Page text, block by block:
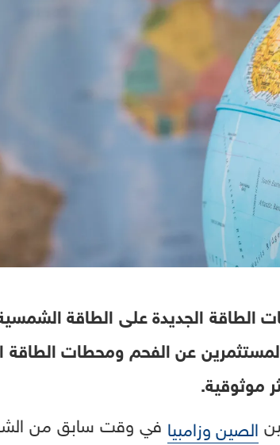
الطاقة الجديدة على الطاقة
عن الفحم ومحطات الطاقة
موثوقية.
الصين وزامبيا